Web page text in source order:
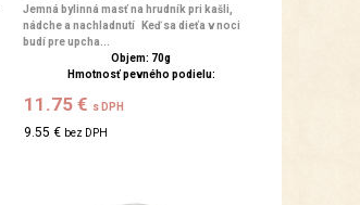
Jemná bylinná masť na hrudník pri kašli,
nádche a nachladnutí Keď sa dieťa v noci
budí pre upcha...
Objem: 70g
Hmotnosť pevného podielu:
11.75 € s DPH
9.55 € bez DPH